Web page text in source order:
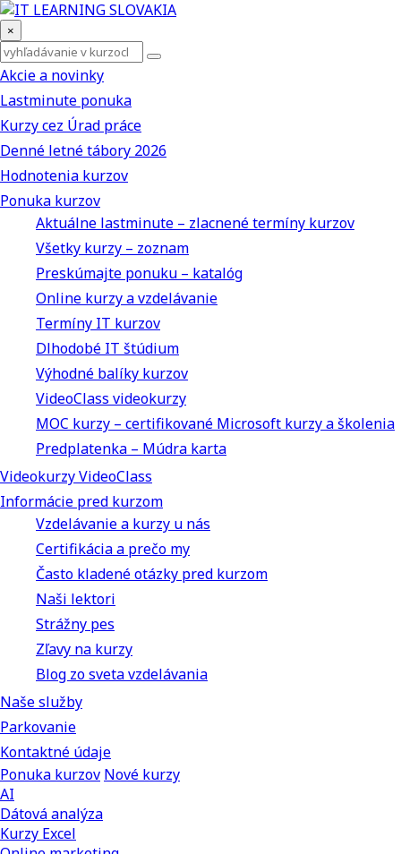
×
Akcie a novinky
Lastminute ponuka
Kurzy cez Úrad práce
Denné letné tábory 2026
Hodnotenia kurzov
Ponuka kurzov
Aktuálne lastminute – zlacnené termíny kurzov
Všetky kurzy – zoznam
Preskúmajte ponuku – katalóg
Online kurzy a vzdelávanie
Termíny IT kurzov
Dlhodobé IT štúdium
Výhodné balíky kurzov
VideoClass videokurzy
MOC kurzy – certifikované Microsoft kurzy a školenia
Predplatenka – Múdra karta
Videokurzy VideoClass
Informácie pred kurzom
Vzdelávanie a kurzy u nás
Certifikácia a prečo my
Často kladené otázky pred kurzom
Naši lektori
Strážny pes
Zľavy na kurzy
Blog zo sveta vzdelávania
Naše služby
Parkovanie
Kontaktné údaje
Ponuka kurzov Nové kurzy
AI
Dátová analýza
Kurzy Excel